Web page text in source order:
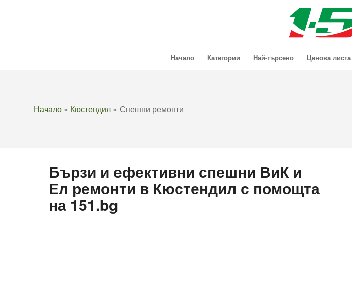
Начало Категории Най-търсено Ценова листа
Начало » Кюстендил » Спешни ремонти
Бързи и ефективни спешни ВиК и
Ел ремонти в Кюстендил с помощта
на 151.bg